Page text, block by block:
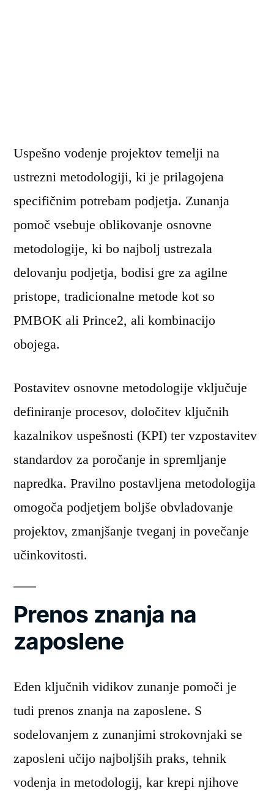
Uspešno vodenje projektov temelji na
ustrezni metodologiji, ki je prilagojena
specifičnim potrebam podjetja. Zunanja
pomoč vsebuje oblikovanje osnovne
metodologije, ki bo najbolj ustrezala
delovanju podjetja, bodisi gre za agilne
pristope, tradicionalne metode kot so
PMBOK ali Prince2, ali kombinacijo
obojega.
Postavitev osnovne metodologije vključuje
definiranje procesov, določitev ključnih
kazalnikov uspešnosti (KPI) ter vzpostavitev
standardov za poročanje in spremljanje
napredka. Pravilno postavljena metodologija
omogoča podjetjem boljše obvladovanje
projektov, zmanjšanje tveganj in povečanje
učinkovitosti.
Prenos znanja na
zaposlene
Eden ključnih vidikov zunanje pomoči je
tudi prenos znanja na zaposlene. S
sodelovanjem z zunanjimi strokovnjaki se
zaposleni učijo najboljših praks, tehnik
vodenja in metodologij, kar krepi njihove